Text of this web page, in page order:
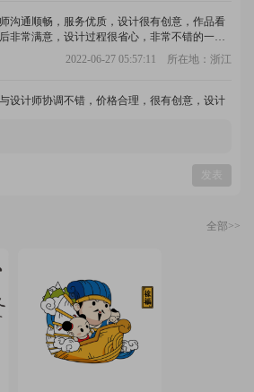
非常满意，设计过程很省心，非常不错的一
好评！
2022-06-27 05:57:11 所在地：浙江
我很喜欢，出稿速度快，质量高，节省了不少
师非常给力，我对设计的要求很高，还是能在最
2022-06-04 03:00:24 所在地：新疆
能力很强，设计师服务态度好，严谨认真，客
任，设计的体验感非常好，推荐给大家！
2023-04-25 06:52:24 所在地：上海
全部>>